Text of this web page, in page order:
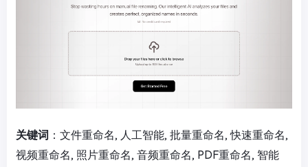
关键词 ：文件重命名, 人工智能, 批量重命名, 快速重命名,
视频重命名, 照片重命名, 音频重命名, PDF重命名, 智能